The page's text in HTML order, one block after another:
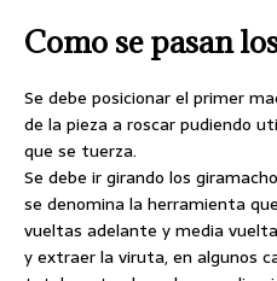
Como se pasan
Se debe posicionar el primer
de la pieza a roscar pudiendo
que se tuerza.
Se debe ir girando los
se denomina la herramienta
vueltas adelante y media
y extraer la viruta, en algunos